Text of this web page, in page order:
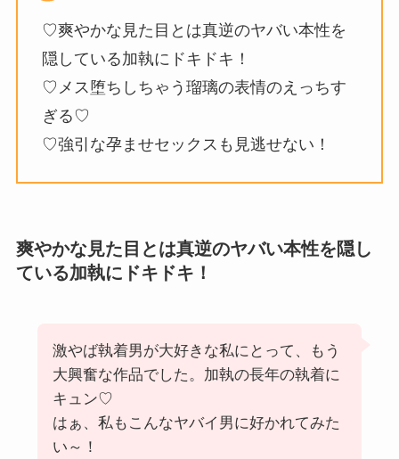
♡爽やかな見た目とは真逆のヤバい本性を
隠している加執にドキドキ！
♡メス堕ちしちゃう瑠璃の表情のえっちす
ぎる♡
♡強引な孕ませセックスも見逃せない！
爽やかな見た目とは真逆のヤバい本性を隠し
ている加執にドキドキ！
激やば執着男が大好きな私にとって、もう
大興奮な作品でした。加執の長年の執着に
キュン♡
はぁ、私もこんなヤバイ男に好かれてみた
い～！